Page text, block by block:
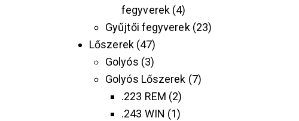
fegyverek 4
Gyűjtői fegyverek 23
Lőszerek 47
Golyós 3
Golyós Lőszerek 7
.223 REM 2
.243 WIN
1